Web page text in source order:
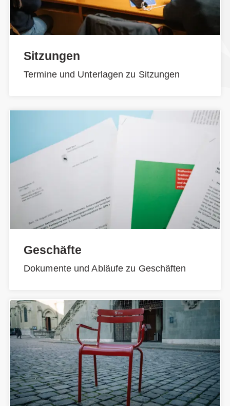
Sitzungen
Termine und Unterlagen zu Sitzungen
Geschäfte
Dokumente und Abläufe zu Geschäften